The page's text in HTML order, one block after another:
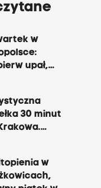
w
upał,
30 minut
w